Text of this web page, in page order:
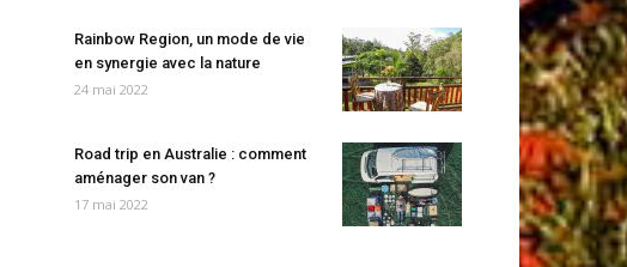
Rainbow Region, un mode de vie
en synergie avec la nature
24 mai 2022
Road trip en Australie : comment
aménager son van ?
17 mai 2022